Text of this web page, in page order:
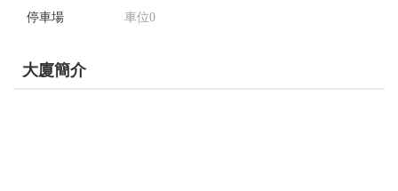
停車場 車位0
大廈簡介